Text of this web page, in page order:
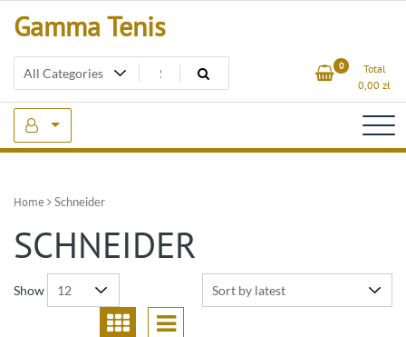
Gamma Tenis
0
Total
0,00 zł
Home Schneider
SCHNEIDER
Show